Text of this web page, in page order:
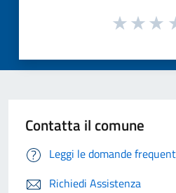
Contatta il comune
Leggi le domande
Richiedi Assistenza